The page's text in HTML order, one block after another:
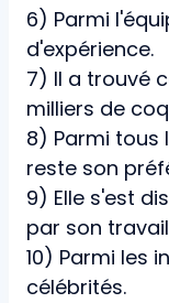
6) Parmi
d'expérience.
7) Il a trouvé
milliers de
8) Parmi tous
reste son
9) Elle s'est
par son
10) Parmi les
célébrités.